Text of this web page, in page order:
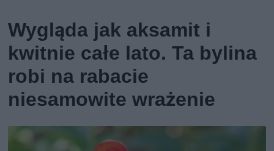
Wygląda jak aksamit i
kwitnie całe lato. Ta bylina
robi na rabacie
niesamowite wrażenie